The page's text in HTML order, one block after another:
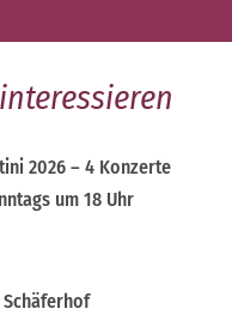
2026 – 4 Konzerte
um 18 Uhr